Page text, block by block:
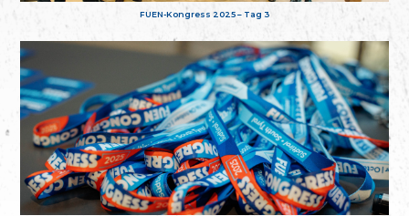
FUEN-Kongress 2025 – Tag 3